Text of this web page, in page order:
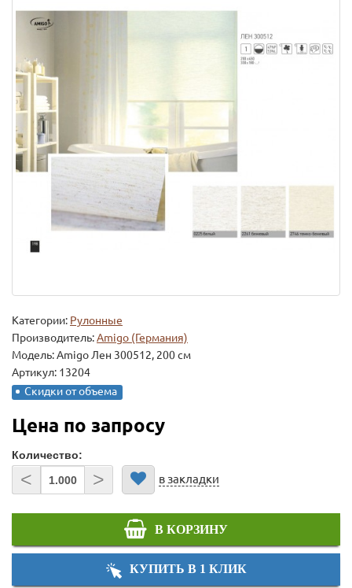
Категории: Рулонные
Производитель:Amigo (Германия)
Модель:Amigo Лен 300512, 200 см
Артикул: 13204
Скидки от объема
Цена по запросу
Количество:
< > в закладки
В КОРЗИНУ
КУПИТЬ В 1 КЛИК